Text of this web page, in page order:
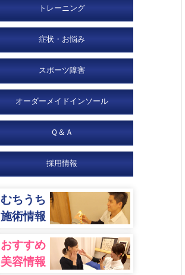
トレーニング
症状・お悩み
スポーツ障害
オーダーメイドインソール
Ｑ＆Ａ
採用情報
むちうち
施術情報
おすすめ
美容情報